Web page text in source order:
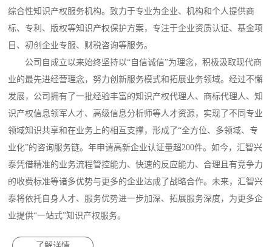
综合性知识产权服务机构。致力于专业为企业、机构和个人提供商
标、专利、版权等知识产权保护方案，专注于企业资质认证、基金项
目、初创企业专服、财税咨询等服务。
公司自成立以来始终坚持以“自信诚信”为理念，积极汲取现代商
业的最先进经营理念，努力创新服务模式和拓展业务领域。经过不懈
发展，公司拥有了一批经验丰富的知识产权代理人、商标代理人、知
识产权信息领军人才、高级信息分析师等人才资源，实现了不同专业
领域知识共享和在业务上的相互支撑，形成了“全方位、多领域、专
业化”的咨询服务链。年申请高新企业认证量超200件。如今，汇智兴
泰凭借精准的业务流程管控能力、快速的反应能力、合理且有竞争力
的收费标准等诸多优势与更多的企业达成了战略合作。未来，汇智兴
泰将依托自身人才、服务优势进一步加深、拓展服务深度，为更多企
业提供“一站式”知识产权服务。